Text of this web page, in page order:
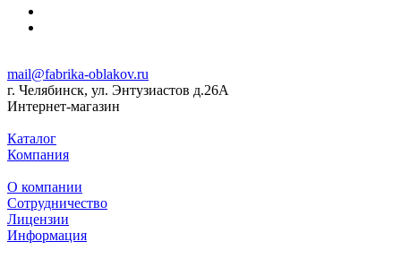
mail@fabrika-oblakov.ru
г. Челябинск, ул. Энтузиастов д.26А
Интернет-магазин
Каталог
Компания
О компании
Сотрудничество
Лицензии
Информация